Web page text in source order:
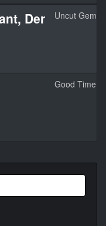
Der Uncut Gems
Good Time